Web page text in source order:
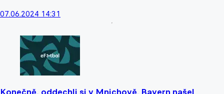
07.06.2024 14:31